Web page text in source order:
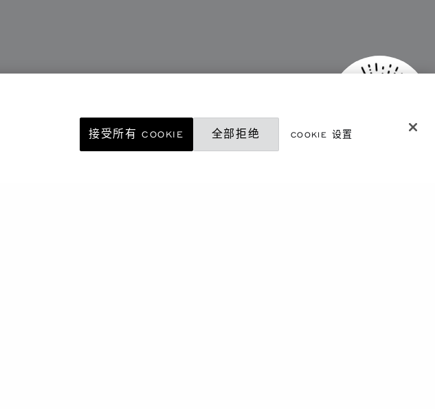
COOKIE 设置
全部拒绝
接受所有 COOKIE